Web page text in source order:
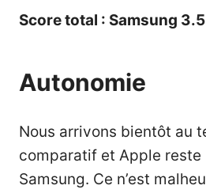
Score total : Samsung 3.5
Autonomie
Nous arrivons bientôt au
comparatif et Apple reste
Samsung. Ce n’est